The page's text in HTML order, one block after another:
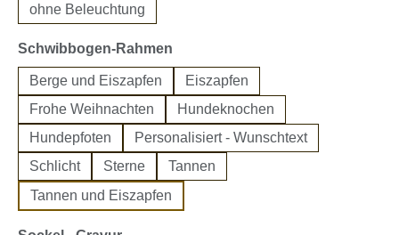
ohne Beleuchtung
Schwibbogen-Rahmen
Berge und Eiszapfen
Eiszapfen
Frohe Weihnachten
Hundeknochen
Hundepfoten
Personalisiert - Wunschtext
Schlicht
Sterne
Tannen
Tannen und Eiszapfen